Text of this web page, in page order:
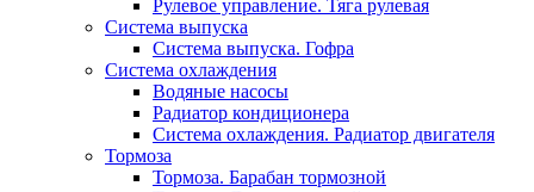
Рулевое управление. Тяга рулевая
Система выпуска
Система выпуска. Гофра
Система охлаждения
Водяные насосы
Радиатор кондиционера
Система охлаждения. Радиатор двигателя
Тормоза
Тормоза. Барабан тормозной